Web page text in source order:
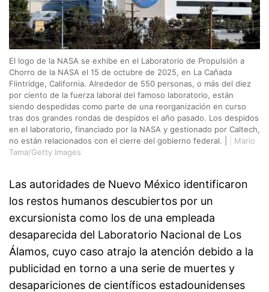
El logo de la NASA se exhibe en el Laboratorio de Propulsión a
Chorro de la NASA el 15 de octubre de 2025, en La Cañada
Flintridge, California. Alrededor de 550 personas, o más del diez
por ciento de la fuerza laboral del famoso laboratorio, están
siendo despedidas como parte de una reorganización en curso
tras dos grandes rondas de despidos el año pasado. Los despidos
en el laboratorio, financiado por la NASA y gestionado por Caltech,
no están relacionados con el cierre del gobierno federal. |
Mario
Tama/Getty Images
Las autoridades de Nuevo México identificaron
los restos humanos descubiertos por un
excursionista como los de una empleada
desaparecida del Laboratorio Nacional de Los
Álamos, cuyo caso atrajo la atención debido a la
publicidad en torno a una serie de muertes y
desapariciones de científicos estadounidenses